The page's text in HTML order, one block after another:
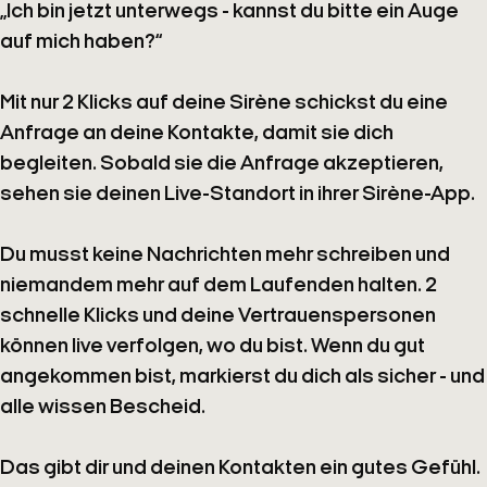
„Ich bin jetzt unterwegs - kannst du bitte ein Auge
auf mich haben?“
Mit nur2 Klicks auf deine Sirène schickst du eine
Anfrage an deine Kontakte, damit sie dich
begleiten. Sobald sie die Anfrage akzeptieren,
sehen sie deinen Live-Standort in ihrer Sirène-App.
Du musst keine Nachrichten mehr schreiben und
niemandem mehr auf dem Laufenden halten. 2
schnelle Klicks und deine Vertrauenspersonen
können live verfolgen, wo du bist. Wenn du gut
angekommen bist, markierst du dich als sicher - und
alle wissen Bescheid.
Das gibt dir und deinen Kontakten ein gutes Gefühl.